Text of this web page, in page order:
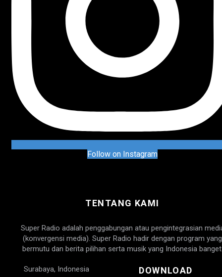
Follow on Instagram
TENTANG KAMI
Super Radio adalah penggabungan atau pengintegrasian
(konvergensi media). Super Radio hadir dengan program yang
bermutu dan berita pilihan serta musik yang Indonesia
Surabaya, Indonesia
DOWNLOAD